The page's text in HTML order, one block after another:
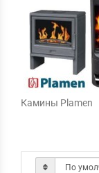
Камины Plamen